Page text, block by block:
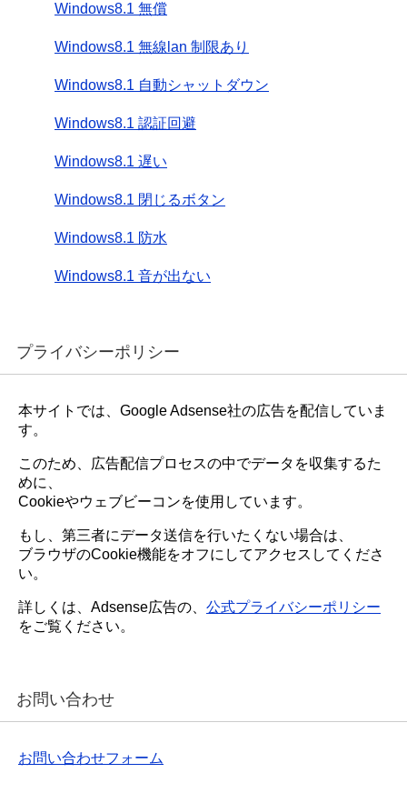
Windows8.1 無償
Windows8.1 無線lan 制限あり
Windows8.1 自動シャットダウン
Windows8.1 認証回避
Windows8.1 遅い
Windows8.1 閉じるボタン
Windows8.1 防水
Windows8.1 音が出ない
プライバシーポリシー
本サイトでは、Google Adsense社の広告を配信していま
す。
このため、広告配信プロセスの中でデータを収集するた
めに、
Cookieやウェブビーコンを使用しています。
もし、第三者にデータ送信を行いたくない場合は、
ブラウザのCookie機能をオフにしてアクセスしてくださ
い。
詳しくは、Adsense広告の、 公式プライバシーポリシー
をご覧ください。
お問い合わせ
お問い合わせフォーム